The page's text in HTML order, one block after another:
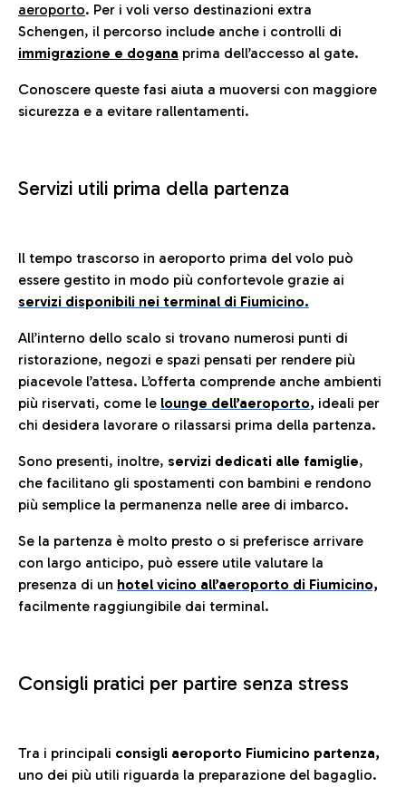
aeroporto. Per i voli verso destinazioni extra
Schengen, il percorso include anche i controlli di
immigrazione e dogana prima dell’accesso al gate.
Conoscere queste fasi aiuta a muoversi con maggiore
sicurezza e a evitare rallentamenti.
Servizi utili prima della partenza
Il tempo trascorso in aeroporto prima del volo può
essere gestito in modo più confortevole grazie ai
servizi disponibili nei terminal di Fiumicino.
All’interno dello scalo si trovano numerosi punti di
ristorazione, negozi e spazi pensati per rendere più
piacevole l’attesa. L’offerta comprende anche ambienti
più riservati, come le lounge dell’aeroporto, ideali per
chi desidera lavorare o rilassarsi prima della partenza.
Sono presenti, inoltre, servizi dedicati alle famiglie,
che facilitano gli spostamenti con bambini e rendono
più semplice la permanenza nelle aree di imbarco.
Se la partenza è molto presto o si preferisce arrivare
con largo anticipo, può essere utile valutare la
presenza di un hotel vicino all’aeroporto di Fiumicino,
facilmente raggiungibile dai terminal.
Consigli pratici per partire senza stress
Tra i principali consigli aeroporto Fiumicino partenza,
uno dei più utili riguarda la preparazione del bagaglio.